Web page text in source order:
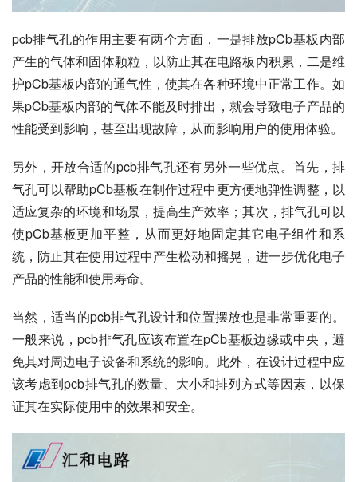
pcb排气孔的作用主要有两个方面，一是排放pCb基板内部
产生的气体和固体颗粒，以防止其在电路板内积累，二是维
护pCb基板内部的通气性，使其在各种环境中正常工作。如
果pCb基板内部的气体不能及时排出，就会导致电子产品的
性能受到影响，甚至出现故障，从而影响用户的使用体验。
另外，开放合适的pcb排气孔还有另外一些优点。首先，排
气孔可以帮助pCb基板在制作过程中更方便地弹性调整，以
适应复杂的环境和场景，提高生产效率；其次，排气孔可以
使pCb基板更加平整，从而更好地固定其它电子组件和系
统，防止其在使用过程中产生松动和摇晃，进一步优化电子
产品的性能和使用寿命。
当然，适当的pcb排气孔设计和位置摆放也是非常重要的。
一般来说，pcb排气孔应该布置在pCb基板边缘或中央，避
免其对周边电子设备和系统的影响。此外，在设计过程中应
该考虑到pcb排气孔的数量、大小和排列方式等因素，以保
证其在实际使用中的效果和安全。